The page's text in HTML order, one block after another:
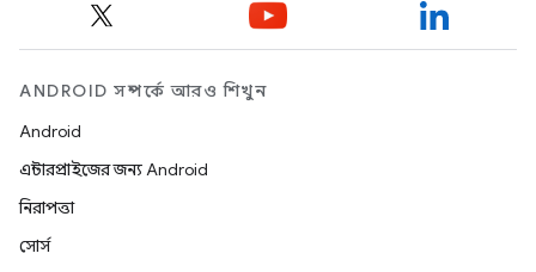
ANDROID সম্পর্কে আরও শিখুন
Android
এন্টারপ্রাইজের জন্য Android
নিরাপত্তা
সোর্স